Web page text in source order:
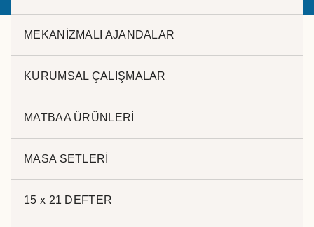
MEKANİZMALI AJANDALAR
KURUMSAL ÇALIŞMALAR
MATBAA ÜRÜNLERİ
MASA SETLERİ
15 x 21 DEFTER
1219
kalem, promosyon metal tükenmez kalem